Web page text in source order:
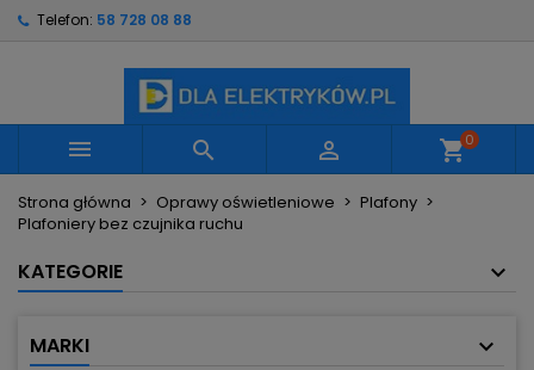
Telefon: 58 728 08 88
   shopping_cart0
Strona główna Oprawy oświetleniowe
Plafony
Plafoniery bez czujnika ruchu
KATEGORIE
MARKI
Utwórz nową listę
((confirmMessage))
Nazwa listy życzeń
Anuluj
Musisz być zalogowany by zapisać produkty na
swojej liście życzeń.
Anuluj Zaloguj się